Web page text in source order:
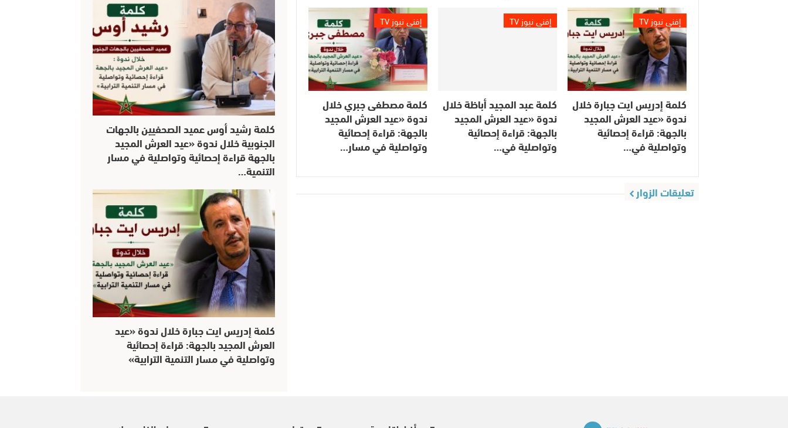
إفني نيوز TV
كلمة إدريس ايت جبارة خلال
ندوة «عيد العرش المجيد
بالجهة: قراءة إحصائية
وتواصلية في…
إفني نيوز TV
كلمة عبد المجيد أباظة خلال
ندوة «عيد العرش المجيد
بالجهة: قراءة إحصائية
وتواصلية في…
إفني نيوز TV
كلمة مصطفى جبري خلال
ندوة «عيد العرش المجيد
بالجهة: قراءة إحصائية
وتواصلية في مسار…
تعليقات الزوار
كلمة رشيد أوس عميد الصحفيين بالجهات
الجنوبية خلال ندوة «عيد العرش المجيد
بالجهة قراءة إحصائية وتواصلية في مسار
التنمية…
كلمة إدريس ايت جبارة خلال ندوة «عيد
العرش المجيد بالجهة: قراءة إحصائية
وتواصلية في مسار التنمية الترابية»